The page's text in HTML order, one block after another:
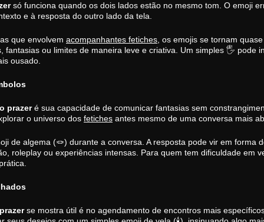
só funciona quando os dois lados estão no mesmo tom. O emoji
e à resposta do outro lado da tela.
que envolvem acompanhantes fetiches , os emojis se tornam
fantasias ou limites de maneira leve e criativa. Um simples 🖐 pode
ousado.
prazeré sua capacidade de comunicar fantasias sem
o universo dos fetiches antes mesmo de uma conversa mais
de algema (🪢) durante a conversa. A resposta pode vir em forma
roleplay ou experiências intensas. Para quem tem dificuldade em
se mostra útil é no agendamento de encontros mais